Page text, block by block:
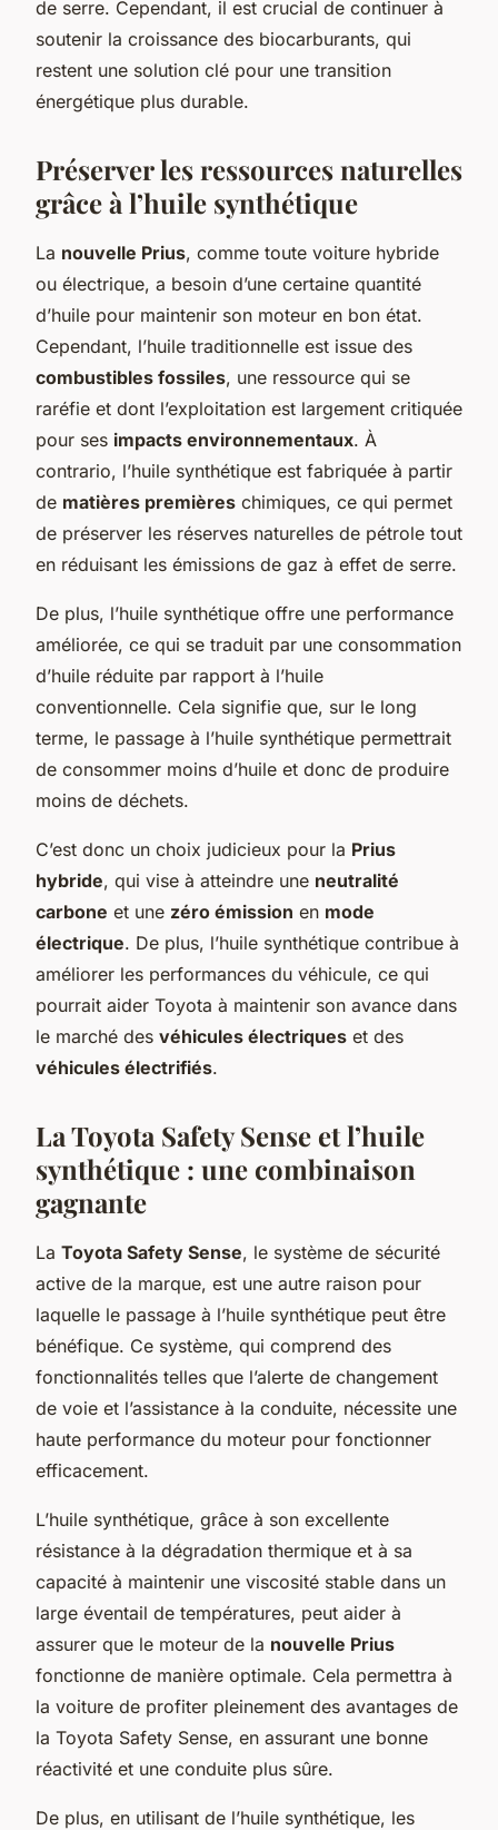
de serre. Cependant, il est crucial de continuer à
soutenir la croissance des biocarburants, qui
restent une solution clé pour une transition
énergétique plus durable.
Préserver les ressources naturelles
grâce à l’huile synthétique
La nouvelle Prius, comme toute voiture hybride
ou électrique, a besoin d’une certaine quantité
d’huile pour maintenir son moteur en bon état.
Cependant, l’huile traditionnelle est issue des
combustibles fossiles, une ressource qui se
raréfie et dont l’exploitation est largement critiquée
pour ses impacts environnementaux. À
contrario, l’huile synthétique est fabriquée à partir
de matières premières chimiques, ce qui permet
de préserver les réserves naturelles de pétrole tout
en réduisant les émissions de gaz à effet de serre.
De plus, l’huile synthétique offre une performance
améliorée, ce qui se traduit par une consommation
d’huile réduite par rapport à l’huile
conventionnelle. Cela signifie que, sur le long
terme, le passage à l’huile synthétique permettrait
de consommer moins d’huile et donc de produire
moins de déchets.
C’est donc un choix judicieux pour la Prius
hybride, qui vise à atteindre une neutralité
carbone et une zéro émission en mode
électrique. De plus, l’huile synthétique contribue à
améliorer les performances du véhicule, ce qui
pourrait aider Toyota à maintenir son avance dans
le marché des véhicules électriques et des
véhicules électrifiés.
La Toyota Safety Sense et l’huile
synthétique : une combinaison
gagnante
La Toyota Safety Sense, le système de sécurité
active de la marque, est une autre raison pour
laquelle le passage à l’huile synthétique peut être
bénéfique. Ce système, qui comprend des
fonctionnalités telles que l’alerte de changement
de voie et l’assistance à la conduite, nécessite une
haute performance du moteur pour fonctionner
efficacement.
L’huile synthétique, grâce à son excellente
résistance à la dégradation thermique et à sa
capacité à maintenir une viscosité stable dans un
large éventail de températures, peut aider à
assurer que le moteur de la nouvelle Prius
fonctionne de manière optimale. Cela permettra à
la voiture de profiter pleinement des avantages de
la Toyota Safety Sense, en assurant une bonne
réactivité et une conduite plus sûre.
De plus, en utilisant de l’huile synthétique, les